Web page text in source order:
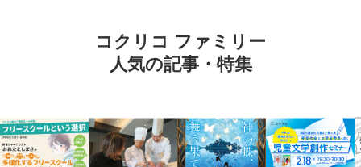
コクリコ ファミリー
人気の記事・特集